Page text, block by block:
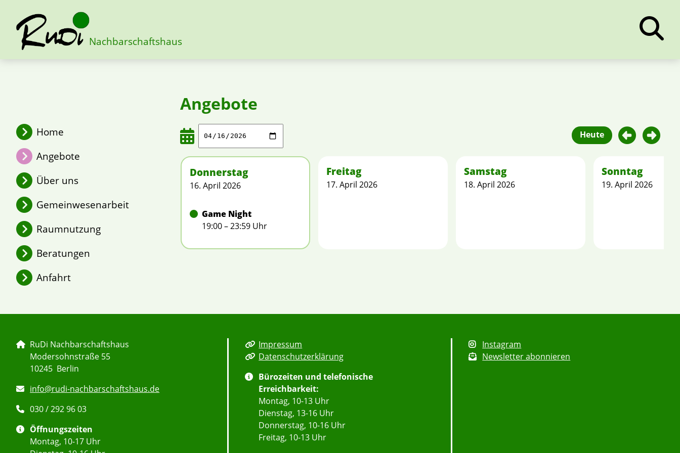
Nachbarschaftshaus
Home
Angebote
Über uns
Gemeinwesenarbeit
2026 – Jahresüberblick
Argumentationstrainings
Leihpunkt RuDi
Raumnutzung
Beratungen
Anfahrt
Angebote
Heute
15. April 2026
Donnerstag
16. April 2026
Game Night
19:00 – 23:59 Uhr
Freitag
17. April 2026
Samstag
18. April 2026
Sonntag
19. April 2026
RuDi Nachbarschaftshaus
Modersohnstraße 55
10245 Berlin
info@rudi-nachbarschaftshaus.de
030 / 292 96 03
Öffnungszeiten
Montag, 10-17 Uhr
Impressum
Datenschutzerklärung
Bürozeiten und telefonische
Erreichbarkeit:
Montag, 10-13 Uhr
Dienstag, 13-16 Uhr
Donnerstag, 10-16 Uhr
Freitag, 10-13 Uhr
Instagram
Newsletter abonnieren